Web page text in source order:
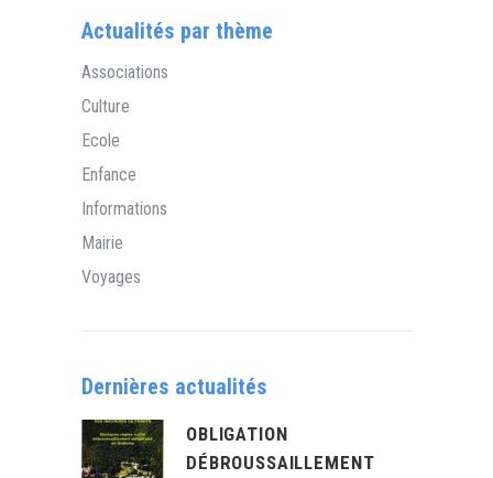
Actualités par thème
Associations
Culture
Ecole
Enfance
Informations
Mairie
Voyages
Dernières actualités
OBLIGATION
DÉBROUSSAILLEMENT